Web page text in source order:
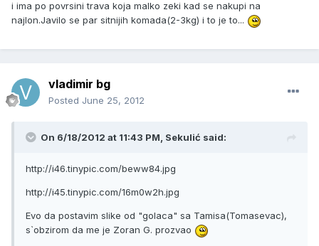
i ima po povrsini trava koja malko zeki kad se nakupi na
najlon.Javilo se par sitnijih komada(2-3kg) i to je to...
vladimir bg
Posted June 25, 2012
On 6/18/2012 at 11:43 PM, Sekulić said:
http://i46.tinypic.com/beww84.jpg
http://i45.tinypic.com/16m0w2h.jpg
Evo da postavim slike od "golaca" sa Tamisa(Tomasevac),
s`obzirom da me je Zoran G. prozvao